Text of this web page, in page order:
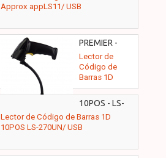
Approx appLS11/ USB
PREMIER -
MS3-1D
Lector de
Código de
Barras 1D
Premier MS3-
1D/ USB
10POS - LS-
270UN
Lector de Código de Barras 1D
10POS LS-270UN/ USB